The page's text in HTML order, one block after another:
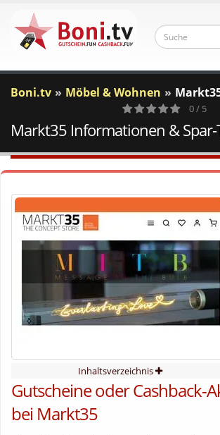
Boni.tv Möbel & Wohnen
0
Votes
0 / 5
Markt35 Informationen & Spar-
Inhaltsverzeichnis
Gutscheine oder Cashback-
bei Markt35